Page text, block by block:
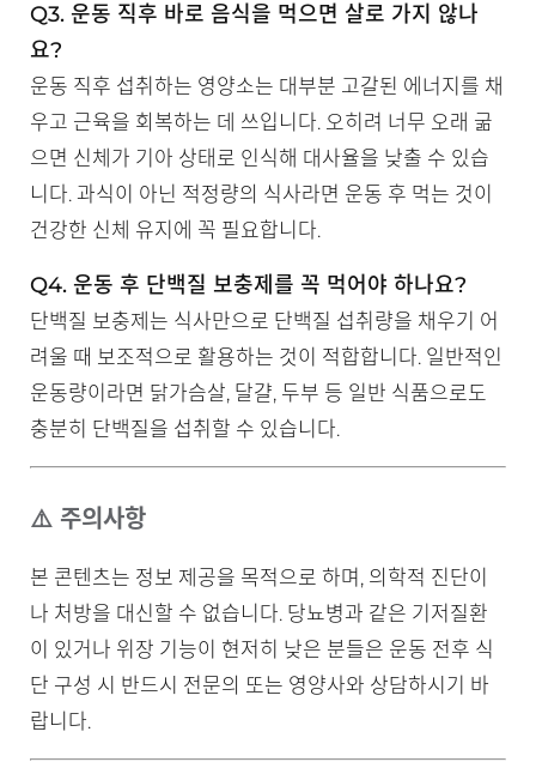
Q3. 운동 직후 바로 음식을 먹으면 살로 가지 않나
요?
운동 직후 섭취하는 영양소는 대부분 고갈된 에너지를 채
우고 근육을 회복하는 데 쓰입니다. 오히려 너무 오래 굶
으면 신체가 기아 상태로 인식해 대사율을 낮출 수 있습
니다. 과식이 아닌 적정량의 식사라면 운동 후 먹는 것이
건강한 신체 유지에 꼭 필요합니다.
Q4. 운동 후 단백질 보충제를 꼭 먹어야 하나요?
단백질 보충제는 식사만으로 단백질 섭취량을 채우기 어
려울 때 보조적으로 활용하는 것이 적합합니다. 일반적인
운동량이라면 닭가슴살, 달걀, 두부 등 일반 식품으로도
충분히 단백질을 섭취할 수 있습니다.
⚠️ 주의사항
본 콘텐츠는 정보 제공을 목적으로 하며, 의학적 진단이
나 처방을 대신할 수 없습니다. 당뇨병과 같은 기저질환
이 있거나 위장 기능이 현저히 낮은 분들은 운동 전후 식
단 구성 시 반드시 전문의 또는 영양사와 상담하시기 바
랍니다.